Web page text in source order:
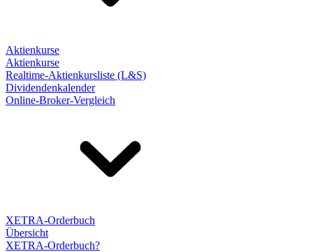
Aktienkurse
Aktienkurse
Realtime-Aktienkursliste (L&S)
Dividendenkalender
Online-Broker-Vergleich
XETRA-Orderbuch
Übersicht
XETRA-Orderbuch?